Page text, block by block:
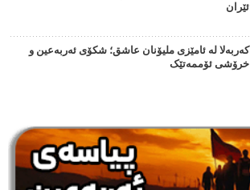
ئێران
کەربەلا لە ئامێزی ملیۆنان عاشق؛ شکۆی ئەربەعین و
خرۆشی ئۆممەتێک